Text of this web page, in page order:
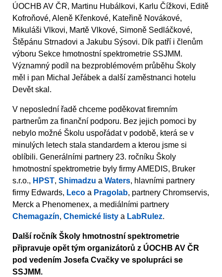
ÚOCHB AV ČR, Martinu Hubálkovi, Karlu Čížkovi, Editě
Kofroňové, Aleně Křenkové, Kateřině Novákové,
Mikuláši Vlkovi, Martě Vlkové, Simoně Sedláčkové,
Štěpánu Strnadovi a Jakubu Sýsovi. Dík patří i členům
výboru Sekce hmotnostní spektrometrie SSJMM.
Významný podíl na bezproblémovém průběhu Školy
měl i pan Michal Jeřábek a další zaměstnanci hotelu
Devět skal.
V neposlední řadě chceme poděkovat firemním
partnerům za finanční podporu. Bez jejich pomoci by
nebylo možné Školu uspořádat v podobě, která se v
minulých letech stala standardem a kterou jsme si
oblíbili. Generálními partnery 23. ročníku Školy
hmotnostní spektrometrie byly firmy AMEDIS, Bruker
s.r.o., HPST, Shimadzu a Waters, hlavními partnery
firmy Edwards, Leco a Pragolab, partnery Chromservis,
Merck a Phenomenex, a mediálními partnery
Chemagazín, Chemické listy a LabRulez.
Další ročník Školy hmotnostní spektrometrie
připravuje opět tým organizátorů z ÚOCHB AV ČR
pod vedením Josefa Cvačky ve spolupráci se
SSJMM.